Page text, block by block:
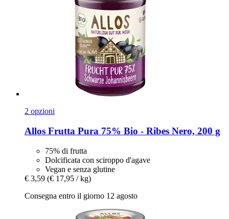
2 opzioni
Allos Frutta Pura 75% Bio -​ Ribes Nero, 200 g
75% di frutta
Dolcificata con sciroppo d'agave
Vegan e senza glutine
€ 3,59 (€ 17,95 / kg)
Consegna entro il giorno 12 agosto